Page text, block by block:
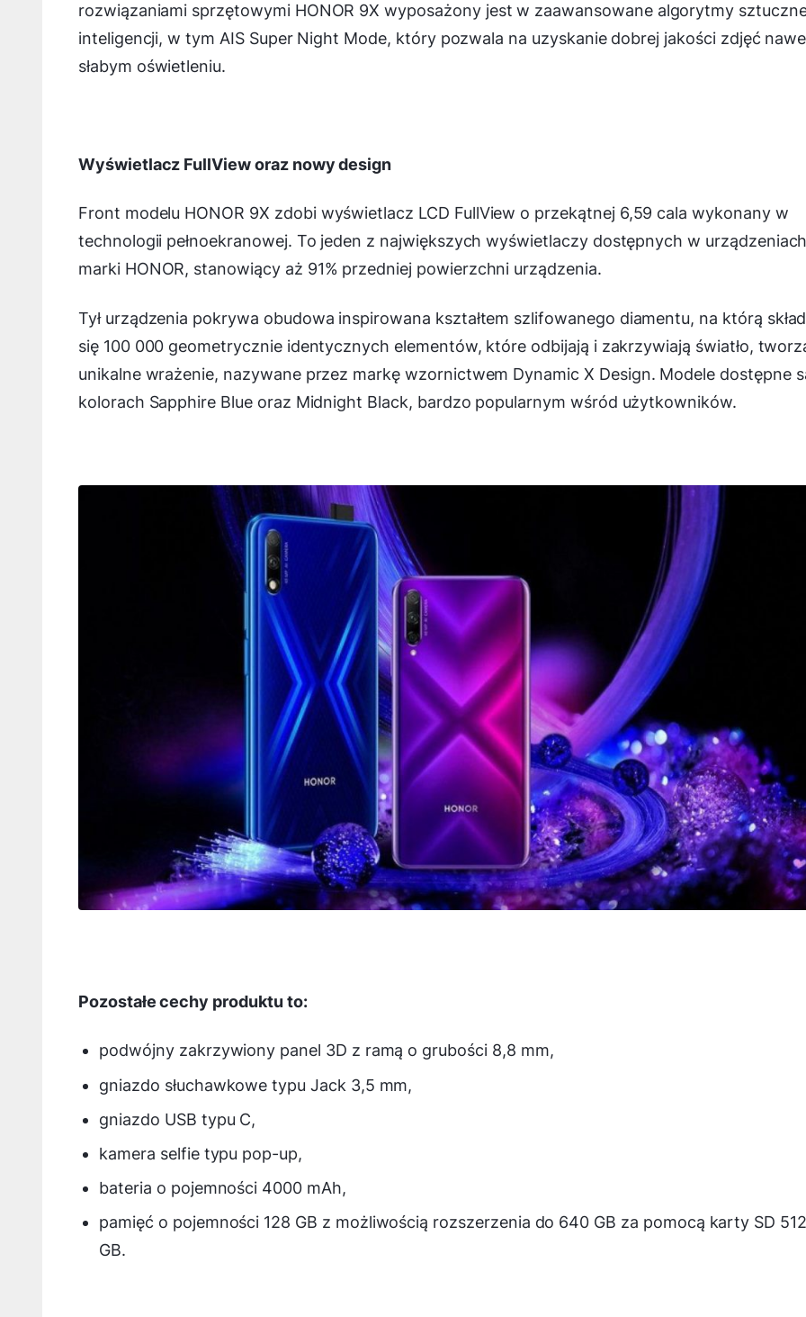
rozwiązaniami sprzętowymi HONOR 9X wyposażony jest w zaawansowane algorytmy
inteligencji, w tym AIS Super Night Mode, który pozwala na uzyskanie dobrej jakości zdjęć
słabym oświetleniu.
Wyświetlacz FullView oraz nowy design
Front modelu HONOR 9X zdobi wyświetlacz LCD FullView o przekątnej 6,59 cala wykonany w
technologii pełnoekranowej. To jeden z największych wyświetlaczy dostępnych w
marki HONOR, stanowiący aż 91% przedniej powierzchni urządzenia.
Tył urządzenia pokrywa obudowa inspirowana kształtem szlifowanego diamentu, na którą
się 100 000 geometrycznie identycznych elementów, które odbijają i zakrzywiają światło,
unikalne wrażenie, nazywane przez markę wzornictwem Dynamic X Design. Modele dostępne
kolorach Sapphire Blue oraz Midnight Black, bardzo popularnym wśród użytkowników.
Pozostałe cechy produktu to:
podwójny zakrzywiony panel 3D z ramą o grubości 8,8 mm,
gniazdo słuchawkowe typu Jack 3,5 mm,
gniazdo USB typu C,
kamera selfie typu pop-up,
bateria o pojemności 4000 mAh,
pamięć o pojemności 128 GB z możliwością rozszerzenia do 640 GB za pomocą karty SD 512
GB.